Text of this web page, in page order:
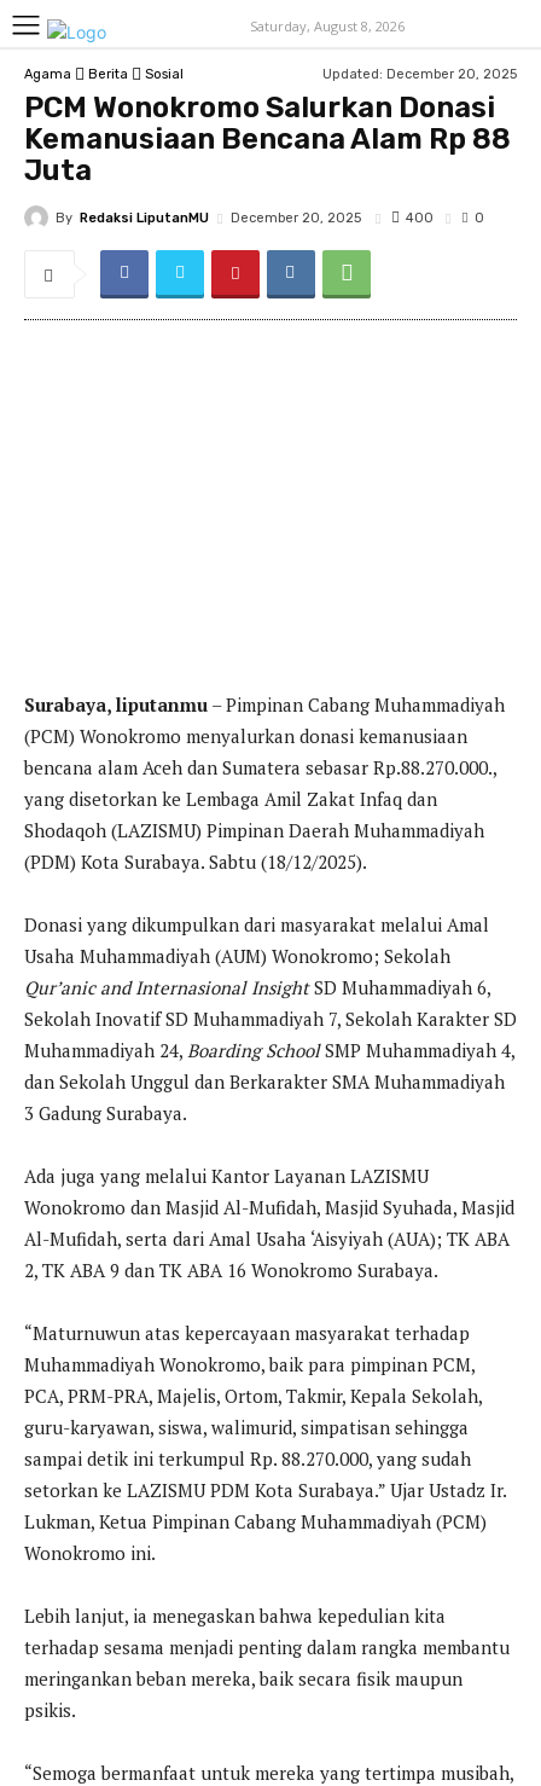
Saturday, August 8, 2026
Agama Berita Sosial Updated: December 20, 2025
PCM Wonokromo Salurkan Donasi
Kemanusiaan Bencana Alam Rp 88
Juta
By Redaksi LiputanMU December 20, 2025 400 0
Surabaya, liputanmu – Pimpinan Cabang Muhammadiyah
(PCM) Wonokromo menyalurkan donasi kemanusiaan
bencana alam Aceh dan Sumatera sebasar Rp.88.270.000.,
yang disetorkan ke Lembaga Amil Zakat Infaq dan
Shodaqoh (LAZISMU) Pimpinan Daerah Muhammadiyah
(PDM) Kota Surabaya. Sabtu (18/12/2025).
Donasi yang dikumpulkan dari masyarakat melalui Amal
Usaha Muhammadiyah (AUM) Wonokromo; Sekolah
Qur’anic and Internasional InsightSD Muhammadiyah 6,
Sekolah Inovatif SD Muhammadiyah 7, Sekolah Karakter SD
Muhammadiyah 24, Boarding SchoolSMP Muhammadiyah 4,
dan Sekolah Unggul dan Berkarakter SMA Muhammadiyah
3 Gadung Surabaya.
Ada juga yang melalui Kantor Layanan LAZISMU
Wonokromo dan Masjid Al-Mufidah, Masjid Syuhada, Masjid
Al-Mufidah, serta dari Amal Usaha ‘Aisyiyah (AUA); TK ABA
2, TK ABA 9 dan TK ABA 16 Wonokromo Surabaya.
“Maturnuwun atas kepercayaan masyarakat terhadap
Muhammadiyah Wonokromo, baik para pimpinan PCM,
PCA, PRM-PRA, Majelis, Ortom, Takmir, Kepala Sekolah,
guru-karyawan, siswa, walimurid, simpatisan sehingga
sampai detik ini terkumpul Rp. 88.270.000, yang sudah
setorkan ke LAZISMU PDM Kota Surabaya.” Ujar Ustadz Ir.
Lukman, Ketua Pimpinan Cabang Muhammadiyah (PCM)
Wonokromo ini.
Lebih lanjut, ia menegaskan bahwa kepedulian kita
terhadap sesama menjadi penting dalam rangka membantu
meringankan beban mereka, baik secara fisik maupun
psikis.
“Semoga bermanfaat untuk mereka yang tertimpa musibah,